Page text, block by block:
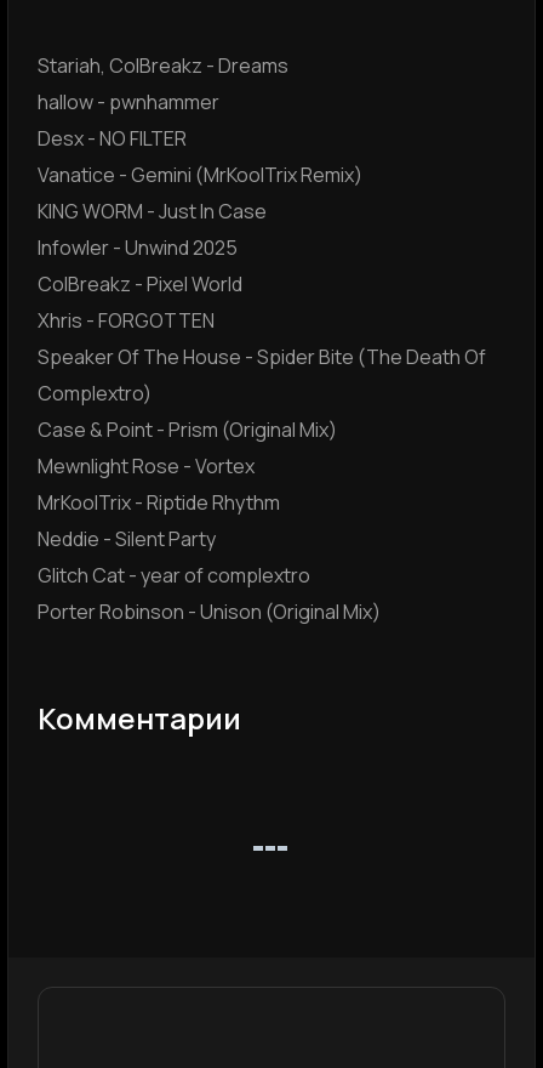
Stariah, ColBreakz - Dreams
hallow - pwnhammer
Desx - NO FILTER
Vanatice - Gemini (MrKoolTrix Remix)
KING WORM - Just In Case
Infowler - Unwind 2025
ColBreakz - Pixel World
Xhris - FORGOTTEN
Speaker Of The House - Spider Bite (The Death Of
Complextro)
Case & Point - Prism (Original Mix)
Mewnlight Rose - Vortex
MrKoolTrix - Riptide Rhythm
Neddie - Silent Party
Glitch Cat - year of complextro
Porter Robinson - Unison (Original Mix)
Комментарии